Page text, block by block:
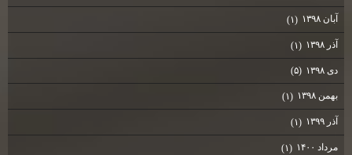
آبان ۱۳۹۸ (۱)
آذر ۱۳۹۸ (۱)
دی ۱۳۹۸ (۵)
بهمن ۱۳۹۸ (۱)
آذر ۱۳۹۹ (۱)
مرداد ۱۴۰۰ (۱)